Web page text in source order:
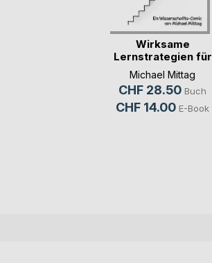
Wirksame
Lernstrategien für
Aufmer(...)
Michael Mittag
CHF 28.50 Buch
CHF 14.00 E-Book